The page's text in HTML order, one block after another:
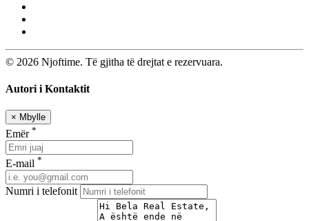
© 2026 Njoftime. Të gjitha të drejtat e rezervuara.
Autori i Kontaktit
× Mbylle
Emër *
E-mail *
Numri i telefonit